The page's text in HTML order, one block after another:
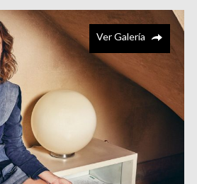
Ver Galería